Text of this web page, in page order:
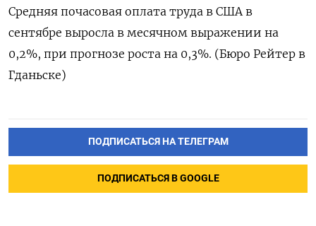
Средняя почасовая оплата труда в США в
сентябре выросла в месячном выражении на
0,2%, при прогнозе роста на 0,3%. (Бюро Рейтер в
Гданьске)
ПОДПИСАТЬСЯ НА ТЕЛЕГРАМ
ПОДПИСАТЬСЯ В GOOGLE